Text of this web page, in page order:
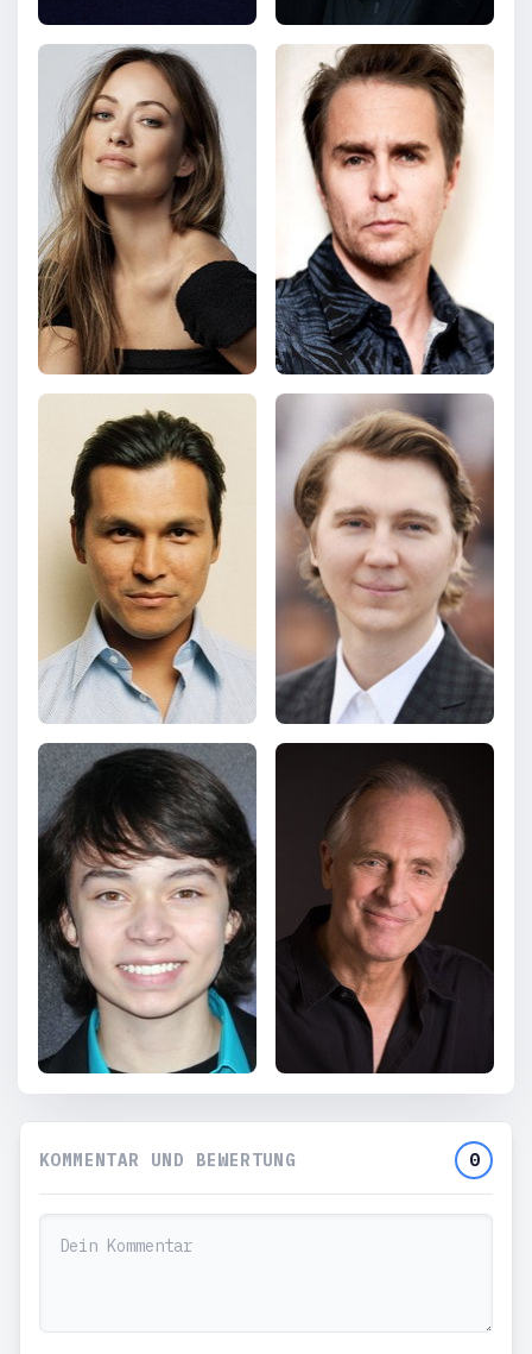
KOMMENTAR UND BEWERTUNG 0